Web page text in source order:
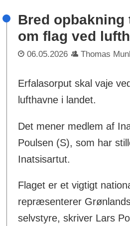
Bred opbakning
om flag ved
06.05.2026 Thomas
Erfalasorput skal vaje
lufthavne i landet.
Det mener medlem af
Poulsen (S), som har
Inatsisartut.
Flaget er et vigtigt
repræsenterer
selvstyre, skriver Lars